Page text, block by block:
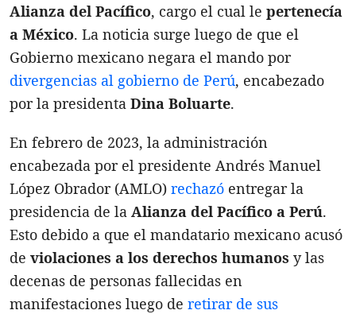
Alianza del Pacífico, cargo el cual le pertenecía
a México. La noticia surge luego de que el
Gobierno mexicano negara el mando por
divergencias al gobierno de Perú, encabezado
por la presidenta Dina Boluarte.
En febrero de 2023, la administración
encabezada por el presidente Andrés Manuel
López Obrador (AMLO) rechazó entregar la
presidencia de la Alianza del Pacífico a Perú.
Esto debido a que el mandatario mexicano acusó
de violaciones a los derechos humanos y las
decenas de personas fallecidas en
manifestaciones luego de retirar de sus